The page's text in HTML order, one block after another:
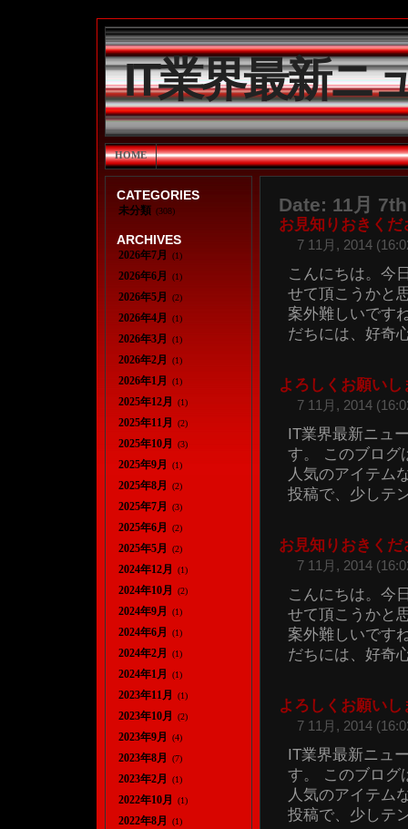
IT業界最新ニ
HOME
Date: 11月
お見知りおきくだ
7 11月, 2014
こんにちは。今
せて頂こうかと
案外難しいです
だちには、好奇
よろしくお願いし
7 11月, 2014
IT業界最新ニュ
す。 このブログ
人気のアイテム
投稿で、少しテ
お見知りおきくだ
7 11月, 2014
こんにちは。今
せて頂こうかと
案外難しいです
だちには、好奇
よろしくお願いし
7 11月, 2014
IT業界最新ニュ
す。 このブログ
人気のアイテム
投稿で、少しテ
CATEGORIES
未分類 (308)
ARCHIVES
2026年7月 (1)
2026年6月 (1)
2026年5月 (2)
2026年4月 (1)
2026年3月 (1)
2026年2月 (1)
2026年1月 (1)
2025年12月 (1)
2025年11月 (2)
2025年10月 (3)
2025年9月 (1)
2025年8月 (2)
2025年7月 (3)
2025年6月 (2)
2025年5月 (2)
2024年12月 (1)
2024年10月 (2)
2024年9月 (1)
2024年6月 (1)
2024年2月 (1)
2024年1月 (1)
2023年11月 (1)
2023年10月 (2)
2023年9月 (4)
2023年8月 (7)
2023年2月 (1)
2022年10月 (1)
2022年8月 (1)